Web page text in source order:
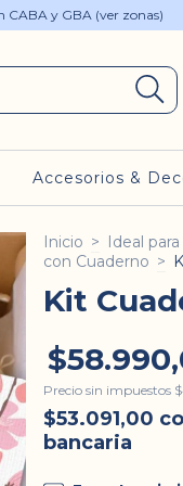
CABA y GBA (ver zonas)
Accesorios &
Inicio > Ideal
con Cuaderno >
Kit
Precio sin impuestos
$53.091,00
bancaria